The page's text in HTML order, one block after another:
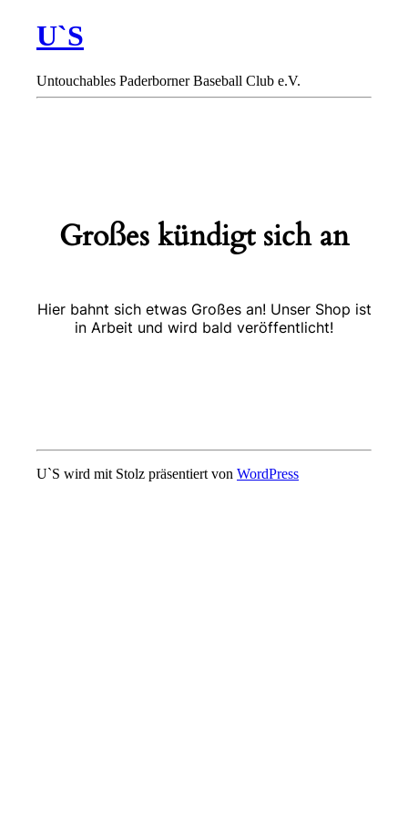
U`S
Untouchables Paderborner Baseball Club e.V.
Großes kündigt sich an
Hier bahnt sich etwas Großes an! Unser Shop ist
in Arbeit und wird bald veröffentlicht!
U`S wird mit Stolz präsentiert von WordPress